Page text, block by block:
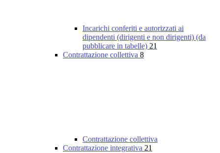
Incarichi conferiti e autorizzati ai
dipendenti (dirigenti e non dirigenti) (da
pubblicare in tabelle) 21
Contrattazione collettiva 8
Contrattazione collettiva
Contrattazione integrativa 21